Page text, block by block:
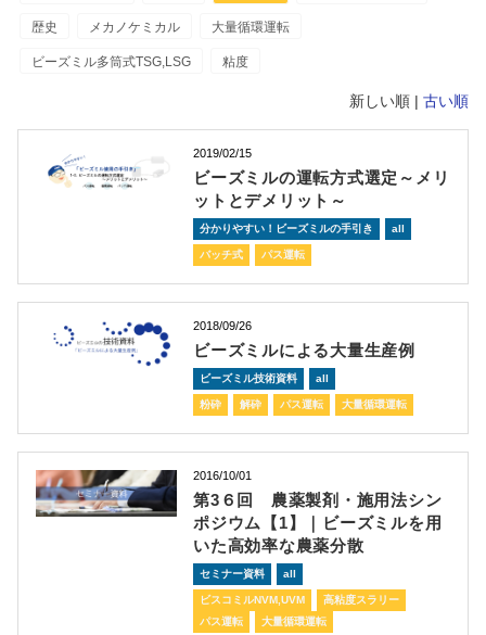
歴史 メカノケミカル 大量循環運転
ビーズミル多筒式TSG,LSG 粘度
新しい順 | 古い順
2019/02/15
ビーズミルの運転方式選定～メリ
ットとデメリット～
分かりやすい！ビーズミルの手引き all
バッチ式 パス運転
2018/09/26
ビーズミルによる大量生産例
ビーズミル技術資料 all
粉砕 解砕 パス運転 大量循環運転
2016/10/01
第3６回 農薬製剤・施用法シン
ポジウム【1】｜ビーズミルを用
いた高効率な農薬分散
セミナー資料 all
ビスコミルNVM,UVM
高粘度スラリー
パス運転
大量循環運転